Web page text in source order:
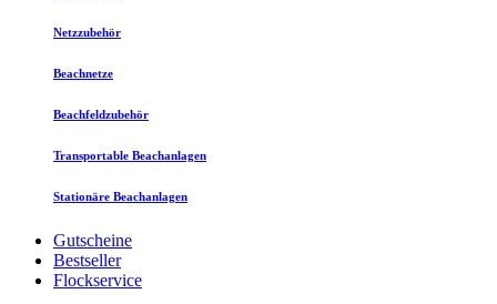
Netzzubehör
Beachnetze
Beachfeldzubehör
Transportable Beachanlagen
Stationäre Beachanlagen
Gutscheine
Bestseller
Flockservice